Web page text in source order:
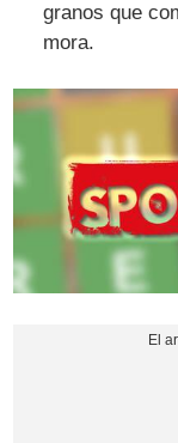
granos que
mora.